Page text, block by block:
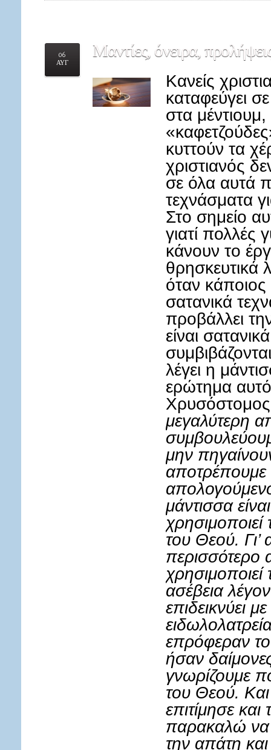
06
ΑΥΓ
Μαντίες, όνειρα,
Κανείς
καταφεύγει
στα μέντιουμ,
κυττούν τα
χριστιανός
σε όλα αυτά
τεχνάσματα
Στο σημείο
γιατί πολλές
κάνουν το
θρησκευτικά
όταν κάποιος
σατανικά
προβάλλει
είναι
λέγει η
ερώτημα
Χρυσόστομος
μεγαλύτερη
μην
αποτρέπουμε
μάντισσα
του Θεού.
περισσότερο
ασέβεια
επιδεικνύει
επρόφεραν
ήσαν
γνωρίζουμε
του Θεού.
επιτίμησε
παρακαλώ να
την απάτη